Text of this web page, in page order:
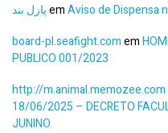
پازل بندemAviso de Dispensa
board-pl.seafight.comem
PUBLICO 001/2023
http://m.animal.memozee.com
18/06/2025 – DECRETO
JUNINO